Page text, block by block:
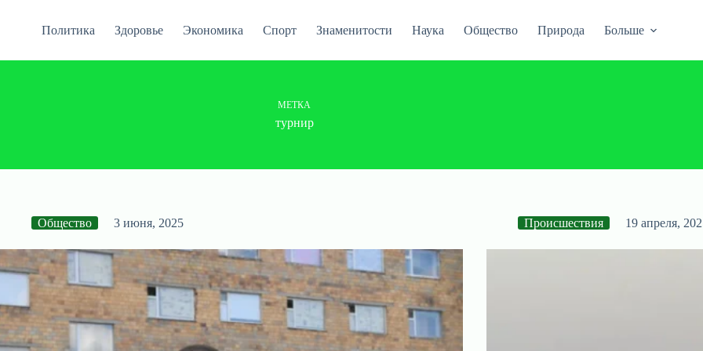
Политика Здоровье Экономика Спорт Знаменитости Наука Общество Природа Больше
МЕТКА
турнир
Общество 3 июня, 2025 Происшествия 19 апреля,